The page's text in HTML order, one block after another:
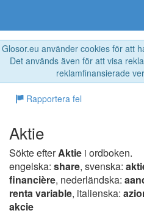
Glosor.eu använder cookies för att
Det används även för att visa
reklamfinansierade
Rapportera fel
Aktie
Sökte efterAktie i ordboken.
engelska: share, svenska:
financière, nederländska:
renta variable, italienska:
akcie